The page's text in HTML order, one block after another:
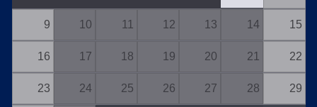
9 10 11 12 13 14 15
16 17 18 19 20 21 22
23 24 25 26 27 28 29